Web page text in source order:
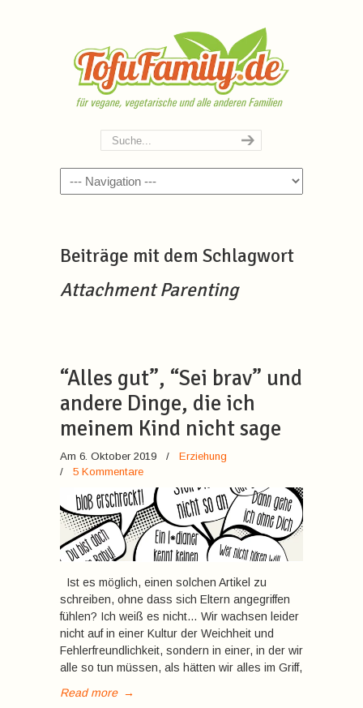
Navigation
Beiträge mit dem Schlagwort
Attachment Parenting
“Alles gut”, “Sei brav” und
andere Dinge, die ich
meinem Kind nicht sage
Am 6. Oktober 2019 /
Erziehung
/ 5 Kommentare
Ist es möglich, einen solchen Artikel zu
schreiben, ohne dass sich Eltern angegriffen
fühlen? Ich weiß es nicht… Wir wachsen leider
nicht auf in einer Kultur der Weichheit und
Fehlerfreundlichkeit, sondern in einer, in der wir
alle so tun müssen, als hätten wir alles im Griff,
Read more →